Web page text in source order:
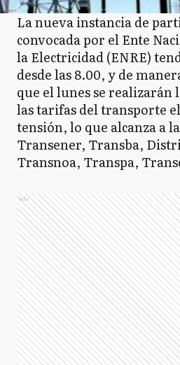
La nueva instancia de
convocada por el Ente
la Electricidad (ENRE)
desde las 8.00, y de
que el lunes se realizarán
las tarifas del transporte
tensión, lo que alcanza a
Transener, Transba,
Transnoa, Transpa,
Ads